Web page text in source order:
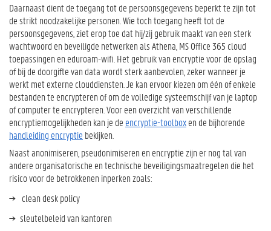
Daarnaast dient de toegang tot de persoonsgegevens beperkt te zijn tot
de strikt noodzakelijke personen. Wie toch toegang heeft tot de
persoonsgegevens, ziet erop toe dat hij/zij gebruik maakt van een sterk
wachtwoord en beveiligde netwerken als Athena, MS Office 365 cloud
toepassingen en eduroam-wifi. Het gebruik van encryptie voor de opslag
of bij de doorgifte van data wordt sterk aanbevolen, zeker wanneer je
werkt met externe clouddiensten. Je kan ervoor kiezen om één of enkele
bestanden te encrypteren of om de volledige systeemschijf van je laptop
of computer te encrypteren. Voor een overzicht van verschillende
encryptiemogelijkheden kan je de encryptie-toolboxen de bijhorende
handleiding encryptie bekijken.
Naast anonimiseren, pseudonimiseren en encryptie zijn er nog tal van
andere organisatorische en technische beveiligingsmaatregelen die het
risico voor de betrokkenen inperken zoals:
clean desk policy
sleutelbeleid van kantoren